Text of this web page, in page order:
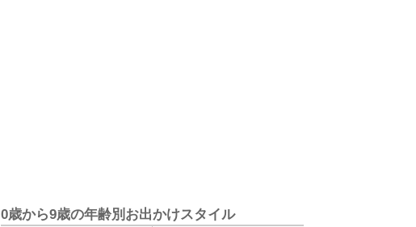
0歳から9歳の年齢別お出かけスタイル